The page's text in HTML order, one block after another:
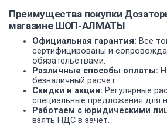
Преимущества покупки
магазине ШОП-АЛМАТЫ
Официальная гарантия: Все
сертифицированы и
обязательствами.
Различные способы оплаты:
безналичный расчет.
Скидки и акции: Регулярные
специальные предложения для
Работаем с юридическими
взять НДС в зачет.